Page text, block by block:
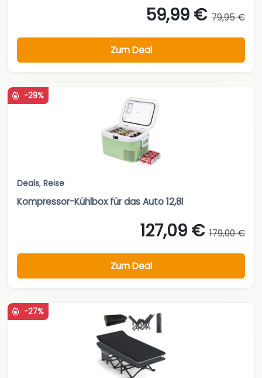
59,99 € 79,95 €
Zum Deal
-29%
Deals, Reise
Kompressor-Kühlbox für das Auto 12,8l
127,09 € 179,00 €
Zum Deal
-27%